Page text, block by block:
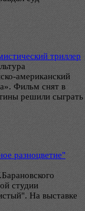
триллер
американский
Фильм снят в
решили сыграть
разноцветие"
студии
На выставке